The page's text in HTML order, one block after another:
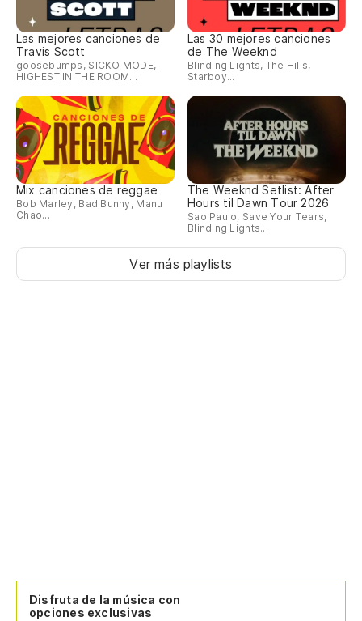
Las mejores canciones de
Travis Scott
goosebumps, SICKO MODE,
HIGHEST IN THE ROOM...
Las 30 mejores canciones
de The Weeknd
Blinding Lights, The Hills,
Starboy...
Mix canciones de reggae
Bob Marley, Bad Bunny, Manu
Chao...
The Weeknd Setlist: After
Hours til Dawn Tour 2026
Sao Paulo, Save Your Tears,
Blinding Lights...
Ver más playlists
Disfruta de la música con
opciones exclusivas